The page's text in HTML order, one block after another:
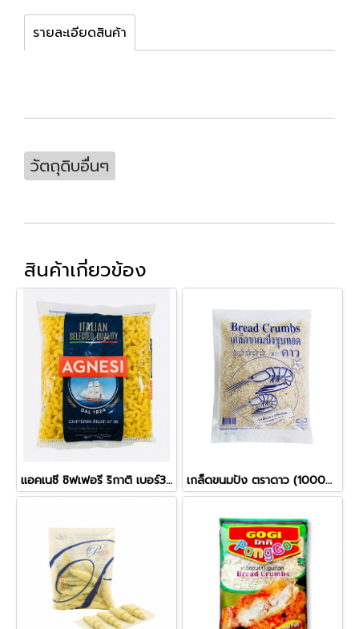
รายละเอียดสินค้า
วัตถุดิบอื่นๆ
สินค้าเกี่ยวข้อง
แอคเนซี ชิฟเฟอรี ริกาติ เบอร์38 ข้องอ เกล็ดขนมปัง ตราดาว (1000ก.)